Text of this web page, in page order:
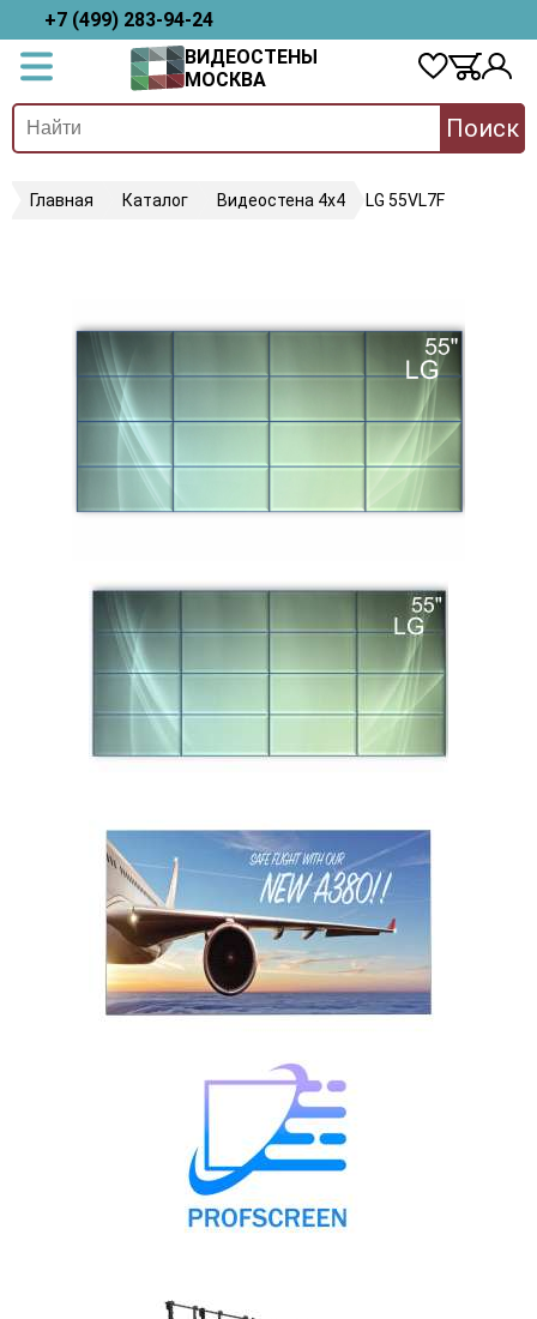
+7 (499) 283-94-24
ВИДЕОСТЕНЫ
МОСКВА
Поиск
Главная Каталог Видеостена 4х4 LG 55VL7F